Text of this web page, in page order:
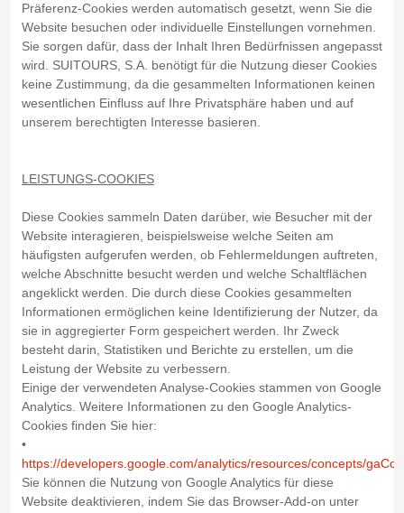
Präferenz-Cookies werden automatisch gesetzt, wenn Sie die
Website besuchen oder individuelle Einstellungen vornehmen.
Sie sorgen dafür, dass der Inhalt Ihren Bedürfnissen angepasst
wird. SUITOURS, S.A. benötigt für die Nutzung dieser Cookies
keine Zustimmung, da die gesammelten Informationen keinen
wesentlichen Einfluss auf Ihre Privatsphäre haben und auf
unserem berechtigten Interesse basieren.
LEISTUNGS-COOKIES
Diese Cookies sammeln Daten darüber, wie Besucher mit der
Website interagieren, beispielsweise welche Seiten am
häufigsten aufgerufen werden, ob Fehlermeldungen auftreten,
welche Abschnitte besucht werden und welche Schaltflächen
angeklickt werden. Die durch diese Cookies gesammelten
Informationen ermöglichen keine Identifizierung der Nutzer, da
sie in aggregierter Form gespeichert werden. Ihr Zweck
besteht darin, Statistiken und Berichte zu erstellen, um die
Leistung der Website zu verbessern.
Einige der verwendeten Analyse-Cookies stammen von Google
Analytics. Weitere Informationen zu den Google Analytics-
Cookies finden Sie hier:
•
https://developers.google.com/analytics/resources/concepts/
Sie können die Nutzung von Google Analytics für diese
Website deaktivieren, indem Sie das Browser-Add-on unter